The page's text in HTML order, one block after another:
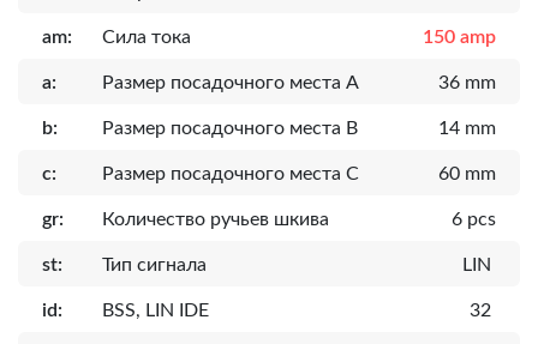
am: Сила тока 150 amp
a: Размер посадочного места A 36 mm
b: Размер посадочного места B 14 mm
c: Размер посадочного места C 60 mm
gr: Количество ручьев шкива 6 pcs
st: Тип сигнала LIN
id: BSS, LIN IDE 32